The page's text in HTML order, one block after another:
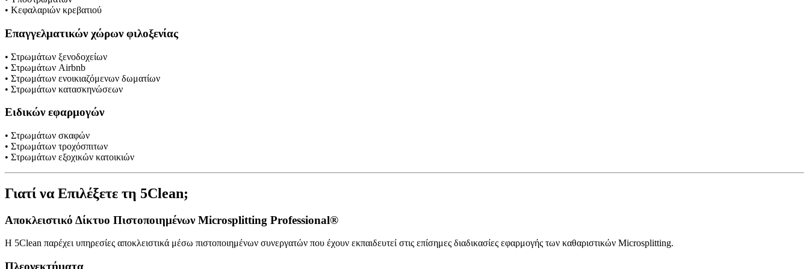
• Κεφαλαριών κρεβατιού
Επαγγελματικών χώρων φιλοξενίας
• Στρωμάτων ξενοδοχείων
• Στρωμάτων Airbnb
• Στρωμάτων ενοικιαζόμενων δωματίων
• Στρωμάτων κατασκηνώσεων
Ειδικών εφαρμογών
• Στρωμάτων σκαφών
• Στρωμάτων τροχόσπιτων
• Στρωμάτων εξοχικών κατοικιών
Γιατί να Επιλέξετε τη 5Clean;
Αποκλειστικό Δίκτυο Πιστοποιημένων Microsplitting Professional®
Η 5Clean παρέχει υπηρεσίες αποκλειστικά μέσω πιστοποιημένων συνεργατών που έχουν εκπαιδευτεί στις επίσημες διαδικασίες εφαρμογής των καθαριστικών Microsplitting.
Πλεονεκτήματα